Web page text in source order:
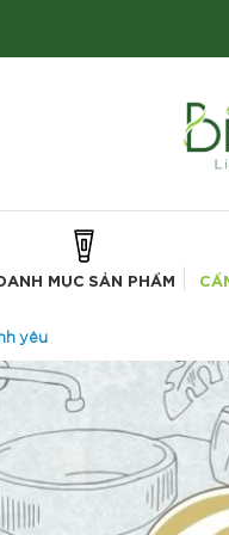
MỤC SẢN PHẨM
yêu